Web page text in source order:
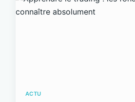
ACTU